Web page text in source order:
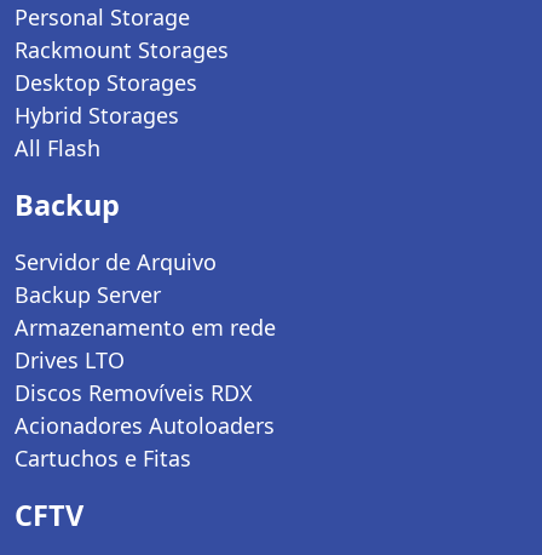
Personal Storage
Rackmount Storages
Desktop Storages
Hybrid Storages
All Flash
Backup
Servidor de Arquivo
Backup Server
Armazenamento em rede
Drives LTO
Discos Removíveis RDX
Acionadores Autoloaders
Cartuchos e Fitas
CFTV